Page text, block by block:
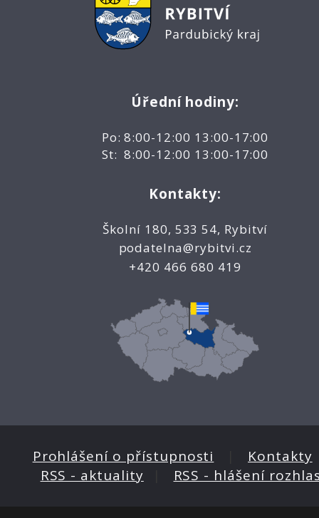
Úřední hodiny:
Po: 8:00-12:00 13:00-17:00
St: 8:00-12:00 13:00-17:00
Kontakty:
Školní 180, 533 54, Rybitví
podatelna@rybitvi.cz
+420 466 680 419
Prohlášení o přístupnosti Kontakty
RSS - aktuality
RSS - hlášení